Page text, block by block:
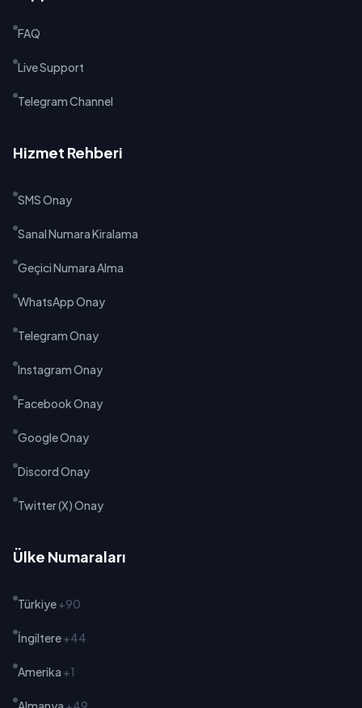
FAQ
Live Support
Telegram Channel
Hizmet Rehberi
SMS Onay
Sanal Numara Kiralama
Geçici Numara Alma
WhatsApp Onay
Telegram Onay
Instagram Onay
Facebook Onay
Google Onay
Discord Onay
Twitter (X) Onay
Ülke Numaraları
Türkiye+90
İngiltere+44
Amerika +1